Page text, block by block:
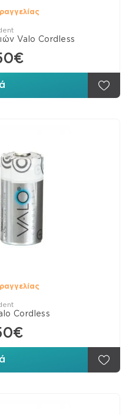
Valo Cordless
Cordless